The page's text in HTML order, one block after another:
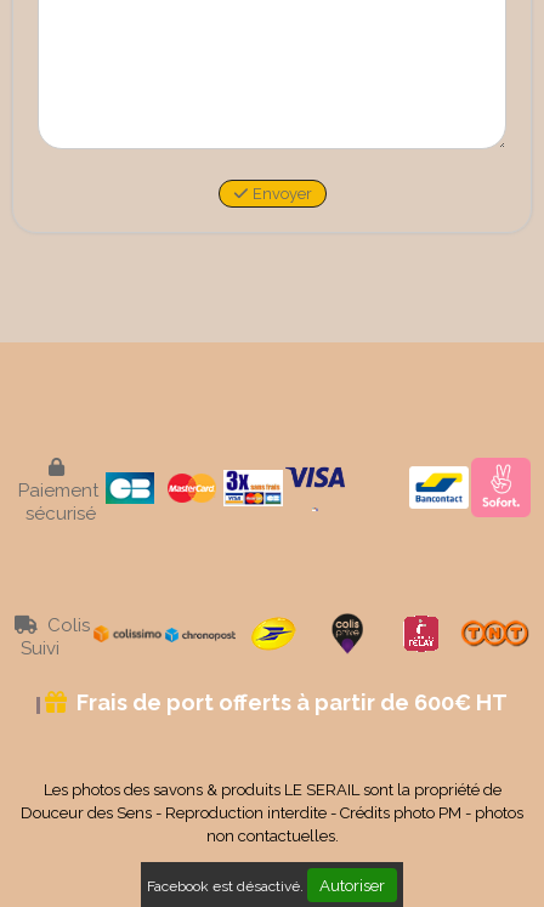
Envoyer

Paiement
sécurisé

Colis
Suivi
 Frais de port offerts à partir de 600€ HT
Les photos des savons & produits LE SERAIL sont la propriété de
Douceur des Sens - Reproduction interdite - Crédits photo PM - photos
non contactuelles.
Facebook est désactivé. Autoriser